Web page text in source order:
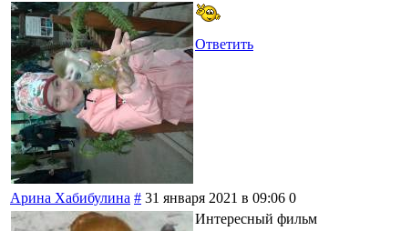
Ответить
Арина Хабибулина # 31 января 2021 в 09:06 0
Интересный фильм